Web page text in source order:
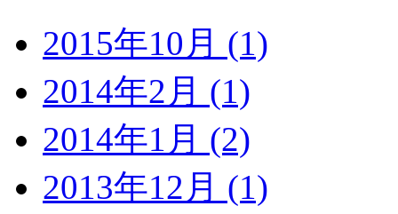
2015年10月 (1)
2014年2月 (1)
2014年1月 (2)
2013年12月 (1)